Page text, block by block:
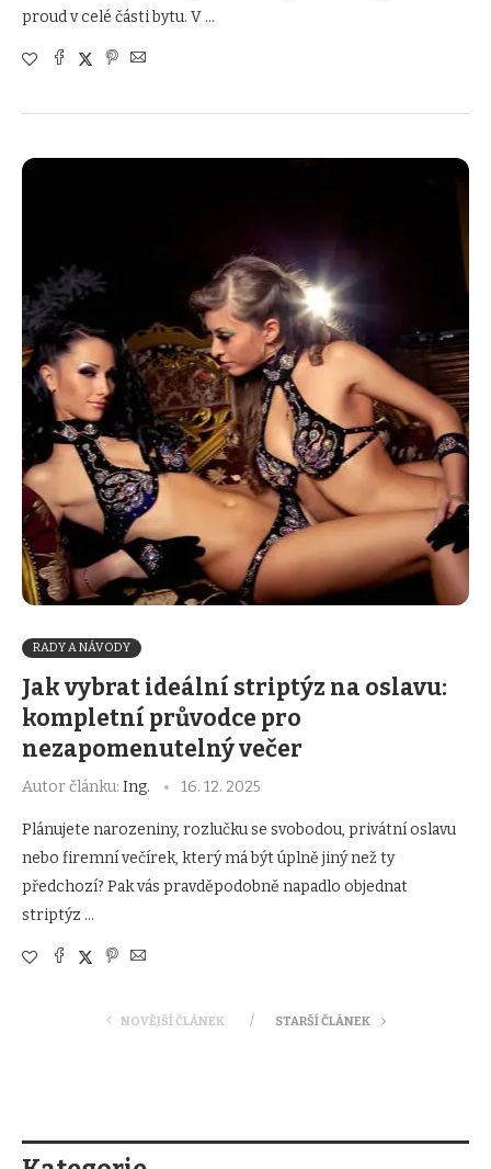
proud v celé části bytu. V …
RADY A NÁVODY
Jak vybrat ideální striptýz na oslavu:
kompletní průvodce pro
nezapomenutelný večer
Autor článku: Ing. 16. 12. 2025
Plánujete narozeniny, rozlučku se svobodou, privátní oslavu
nebo firemní večírek, který má být úplně jiný než ty
předchozí? Pak vás pravděpodobně napadlo objednat
striptýz …
NOVĚJŠÍ ČLÁNEK STARŠÍ ČLÁNEK